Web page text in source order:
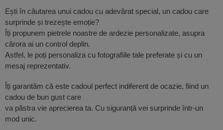
Ești în căutarea unui cadou cu adevărat special, un cadou care
surprinde și trezește emoție?
Îți propunem pietrele noastre de ardezie personalizate, asupra
cărora ai un control deplin.
Astfel, le poți personaliza cu fotografiile tale preferate și cu un
mesaj reprezentativ.
Îți garantăm că este cadoul perfect indiferent de ocazie, fiind un
cadou de bun gust care
va păstra vie aprecierea ta. Cu siguranță vei surprinde într-un
mod unic.